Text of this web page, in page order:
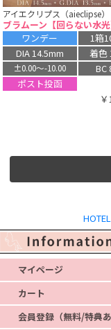
アイエクリプス（aieclipse）
ブラムーン【回らない水光
ワンデー
1箱
DIA 14.5mm
着色
±0.00〜-10.00
BC
ポスト投函
マイページ
カート
会員登録（無料/特典あ